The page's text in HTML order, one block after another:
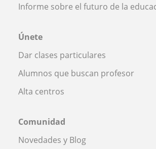
Informe sobre el futuro de la
Únete
Dar clases particulares
Alumnos que buscan profesor
Alta centros
Comunidad
Novedades y Blog